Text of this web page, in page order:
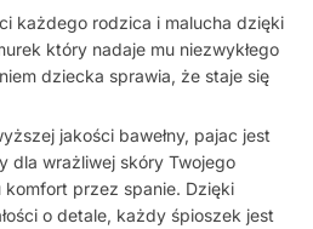
każdego rodzica i malucha dzięki
który nadaje mu niezwykłego
dziecka sprawia, że staje się
jakości bawełny, pajac jest
dla wrażliwej skóry Twojego
komfort przez spanie. Dzięki
o detale, każdy śpioszek jest